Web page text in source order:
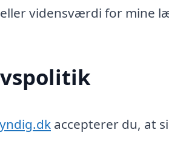
vidensværdi for mine
accepterer du, at